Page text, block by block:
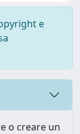
e
o creare un